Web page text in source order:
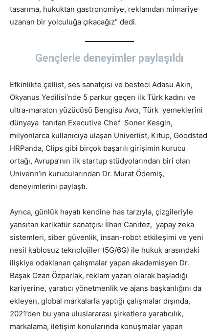
tasarıma, hukuktan gastronomiye, reklamdan mimariye
uzanan bir yolculuğa çıkacağız” dedi.
Gençlerle deneyimler paylaşıldı
Etkinlikte çellist, ses sanatçısı ve besteci Adasu Akın,
Okyanus Yedilisi’nde 5 parkur geçen ilk Türk kadını ve
ultra-maraton yüzücüsü Bengisu Avcı, Türk yemeklerini
dünyaya tanıtan Executive Chef Soner Kesgin,
milyonlarca kullanıcıya ulaşan Univerlist, Kitup, Goodsted
HRPanda, Clips gibi birçok başarılı girişimin kurucu
ortağı, Avrupa’nın ilk startup stüdyolarından biri olan
Univenn’in kurucularından Dr. Murat Ödemiş,
deneyimlerini paylaştı.
Ayrıca, günlük hayatı kendine has tarzıyla, çizgileriyle
yansıtan karikatür sanatçısı İlhan Canıtez, yapay zeka
sistemleri, siber güvenlik, insan-robot etkileşimi ve yeni
nesil kablosuz teknolojiler (5G/6G) ile hukuk arasındaki
ilişkiye odaklanan çalışmalar yapan akademisyen Dr.
Başak Ozan Özparlak, reklam yazarı olarak başladığı
kariyerine, yaratıcı yönetmenlik ve ajans başkanlığını da
ekleyen, global markalarla yaptığı çalışmalar dışında,
2021’den bu yana uluslararası şirketlere yaratıcılık,
markalama, iletişim konularında konuşmalar yapan